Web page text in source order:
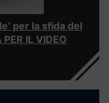
per la sfida del
IL VIDEO